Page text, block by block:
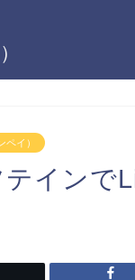
ペイ）
インで